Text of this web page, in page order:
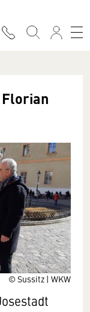
© Sussitz | WKW